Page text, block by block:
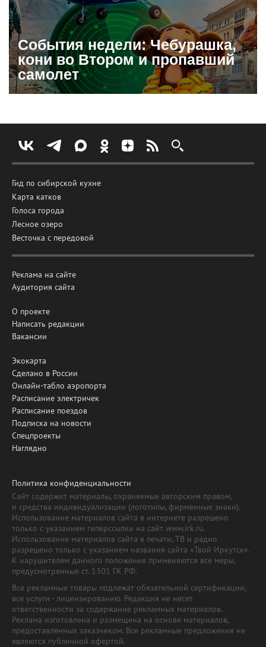
События недели: Чебурашка,
кони во Втором и пропавший
самолет
Гид по сибирской кухне
Карта катков
Голоса города
Лесное озеро
Весточка с передовой
Реклама на сайте
Аудитория сайта
О проекте
Написать редакции
Вакансии
Экокарта
Сделано в России
Онлайн-табло аэропорта
Расписание электричек
Расписание поездов
Подписка на новости
Спецпроекты
Наглядно
Политика конфиденциальности
Сайт содержит материалы, охраняемые авторским правом,
и средства индивидуализации (логотипы, фирменные знаки).
Использование материалов сайта в интернете разрешено
только с указанием гиперссылки на сайт www.irk.ru.
Использование материалов сайта в печати, ТВ и радио
разрешено только с указанием названия сайта «Твой Иркутск».
К нарушителям данного положения применяются все меры,
предусмотренные ст. 1301 ГК РФ.
Все рекламные товары подлежат обязательной сертификации,
все услуги - лицензированию. Редакция не несет
ответственности за содержание рекламных материалов.
Реклама изготовлена и размещена на основе материалов,
предоставленных заказчиком. Все рекламные предложения не
являются публичной офертой.